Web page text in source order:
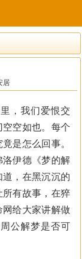
居
，我们爱恨交
空如也。每个
是怎么回事。
洛伊德《梦的解
，在黑沉沉的
有故事，在猝
给大家讲解做
公解梦是否可